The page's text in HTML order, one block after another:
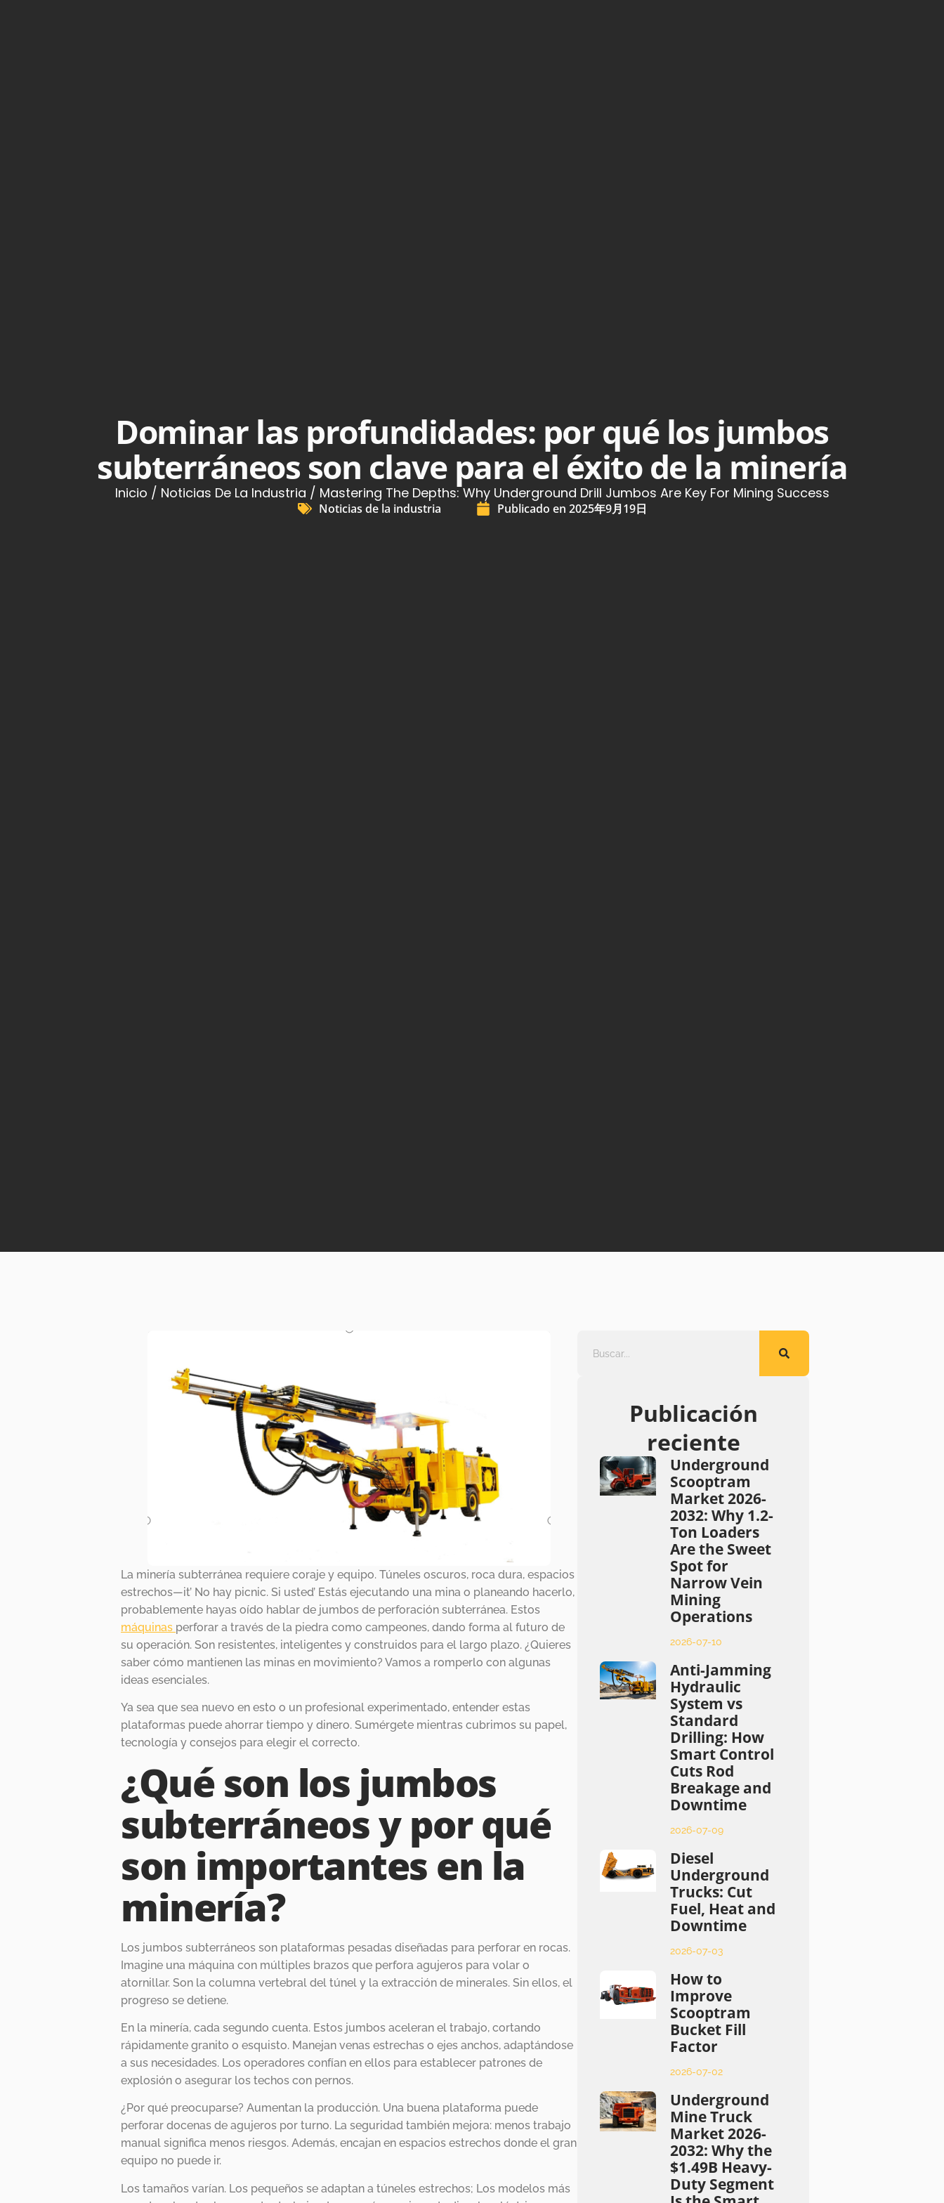
Dominar las profundidades: por qué los jumbos
subterráneos son clave para el éxito de la minería
Inicio / Noticias De La Industria / Mastering The Depths: Why Underground Drill Jumbos Are Key For Mining Success
Noticias de la industria Publicado en 2025年9月19日
La minería subterránea requiere coraje y equipo. Túneles oscuros, roca dura, espacios
estrechos—it’ No hay picnic. Si usted’ Estás ejecutando una mina o planeando hacerlo,
probablemente hayas oído hablar de jumbos de perforación subterránea. Estos
máquinas perforar a través de la piedra como campeones, dando forma al futuro de
su operación. Son resistentes, inteligentes y construidos para el largo plazo. ¿Quieres
saber cómo mantienen las minas en movimiento? Vamos a romperlo con algunas
ideas esenciales.
Ya sea que sea nuevo en esto o un profesional experimentado, entender estas
plataformas puede ahorrar tiempo y dinero. Sumérgete mientras cubrimos su papel,
tecnología y consejos para elegir el correcto.
¿Qué son los jumbos
subterráneos y por qué
son importantes en la
minería?
Los jumbos subterráneos son plataformas pesadas diseñadas para perforar en rocas.
Imagine una máquina con múltiples brazos que perfora agujeros para volar o
atornillar. Son la columna vertebral del túnel y la extracción de minerales. Sin ellos, el
progreso se detiene.
En la minería, cada segundo cuenta. Estos jumbos aceleran el trabajo, cortando
rápidamente granito o esquisto. Manejan venas estrechas o ejes anchos, adaptándose
a sus necesidades. Los operadores confían en ellos para establecer patrones de
explosión o asegurar los techos con pernos.
¿Por qué preocuparse? Aumentan la producción. Una buena plataforma puede
perforar docenas de agujeros por turno. La seguridad también mejora: menos trabajo
manual significa menos riesgos. Además, encajan en espacios estrechos donde el gran
equipo no puede ir.
Los tamaños varían. Los pequeños se adaptan a túneles estrechos; Los modelos más
Publicación
reciente
Underground
Scooptram
Market 2026-
2032: Why 1.2-
Ton Loaders
Are the Sweet
Spot for
Narrow Vein
Mining
Operations
2026-07-10
Anti-Jamming
Hydraulic
System vs
Standard
Drilling: How
Smart Control
Cuts Rod
Breakage and
Downtime
2026-07-09
Diesel
Underground
Trucks: Cut
Fuel, Heat and
Downtime
2026-07-03
How to
Improve
Scooptram
Bucket Fill
Factor
2026-07-02
Underground
Mine Truck
Market 2026-
2032: Why the
$1.49B Heavy-
Duty Segment